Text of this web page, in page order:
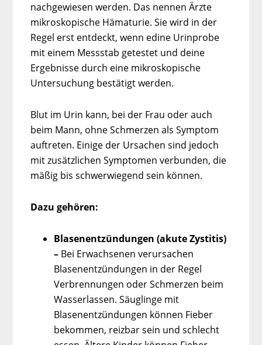
nachgewiesen werden. Das nennen Ärzte
mikroskopische Hämaturie. Sie wird in der
Regel erst entdeckt, wenn edine Urinprobe
mit einem Messstab getestet und deine
Ergebnisse durch eine mikroskopische
Untersuchung bestätigt werden.
Blut im Urin kann, bei der Frau oder auch
beim Mann, ohne Schmerzen als Symptom
auftreten. Einige der Ursachen sind jedoch
mit zusätzlichen Symptomen verbunden, die
mäßig bis schwerwiegend sein können.
Dazu gehören:
Blasenentzündungen (akute Zystitis)
– Bei Erwachsenen verursachen
Blasenentzündungen in der Regel
Verbrennungen oder Schmerzen beim
Wasserlassen. Säuglinge mit
Blasenentzündungen können Fieber
bekommen, reizbar sein und schlecht